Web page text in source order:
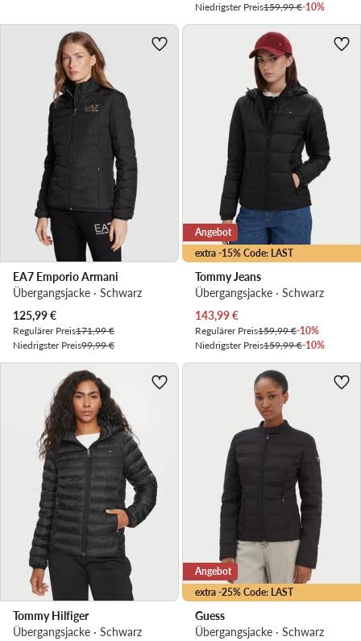
Niedrigster Preis159,99 €-10%
EA7 Emporio Armani
Übergangsjacke · Schwarz
Aktueller Preis
125,99€
Regulärer Preis171,99 €
Niedrigster Preis99,99 €
extra -15% Code: LAST
Angebot
Tommy Jeans
Übergangsjacke · Schwarz
Aktueller Preis
143,99€
Regulärer Preis159,99 €-10%
Niedrigster Preis159,99 €-10%
Tommy Hilfiger
Übergangsjacke · Schwarz
extra -25% Code: LAST
Angebot
Guess
Übergangsjacke · Schwarz